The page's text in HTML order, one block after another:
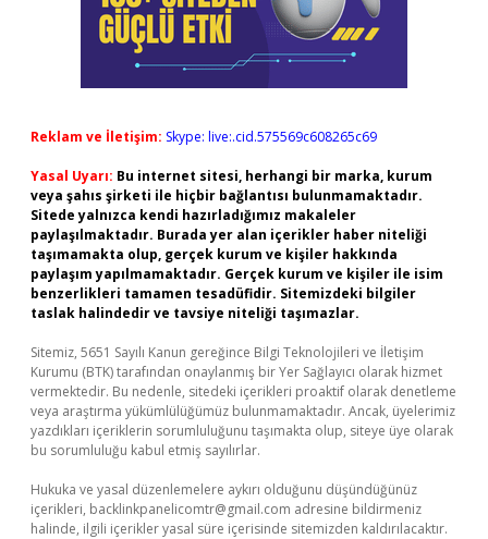
Reklam ve İletişim: Skype: live:.cid.575569c608265c69
Yasal Uyarı: Bu internet sitesi, herhangi bir marka, kurum
veya şahıs şirketi ile hiçbir bağlantısı bulunmamaktadır.
Sitede yalnızca kendi hazırladığımız makaleler
paylaşılmaktadır. Burada yer alan içerikler haber niteliği
taşımamakta olup, gerçek kurum ve kişiler hakkında
paylaşım yapılmamaktadır. Gerçek kurum ve kişiler ile isim
benzerlikleri tamamen tesadüfidir. Sitemizdeki bilgiler
taslak halindedir ve tavsiye niteliği taşımazlar.
Sitemiz, 5651 Sayılı Kanun gereğince Bilgi Teknolojileri ve İletişim
Kurumu (BTK) tarafından onaylanmış bir Yer Sağlayıcı olarak hizmet
vermektedir. Bu nedenle, sitedeki içerikleri proaktif olarak denetleme
veya araştırma yükümlülüğümüz bulunmamaktadır. Ancak, üyelerimiz
yazdıkları içeriklerin sorumluluğunu taşımakta olup, siteye üye olarak
bu sorumluluğu kabul etmiş sayılırlar.
Hukuka ve yasal düzenlemelere aykırı olduğunu düşündüğünüz
içerikleri, backlinkpanelicomtr@gmail.com adresine bildirmeniz
halinde, ilgili içerikler yasal süre içerisinde sitemizden kaldırılacaktır.